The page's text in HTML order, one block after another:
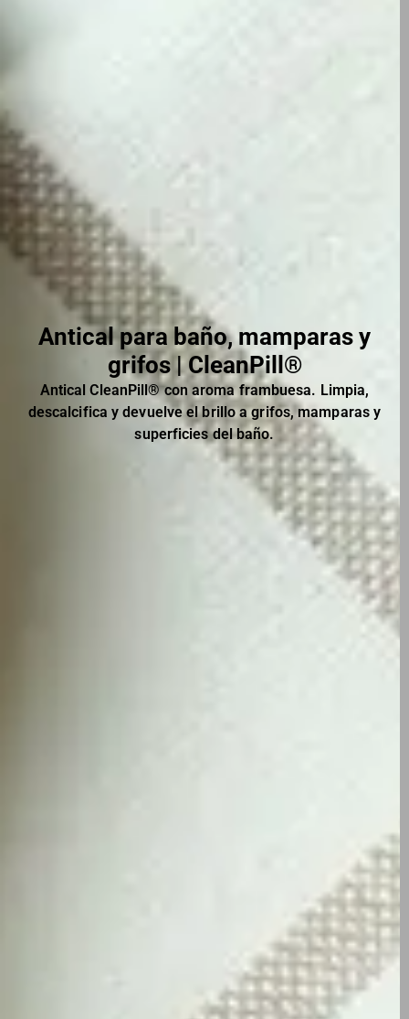
Antical para baño, mamparas y
grifos | CleanPill®
Antical CleanPill® con aroma frambuesa. Limpia,
descalcifica y devuelve el brillo a grifos, mamparas y
superficies del baño.